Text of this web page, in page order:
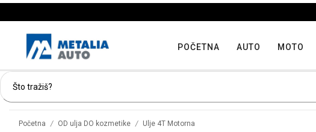
POČETNA AUTO MOTO
Početna / OD ulja DO kozmetike / Ulje 4T Motorna